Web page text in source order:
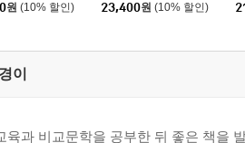
원 (10% 할인) 23,400원 (10% 할인)
이
육과 비교문학을 공부한 뒤 좋은 책을